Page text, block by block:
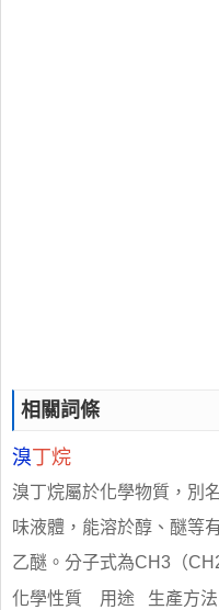
相關詞條
溴丁烷
溴丁烷屬於化學物質，別
味液體，能溶於醇、醚等
乙醚。分子式為CH3（
化學性質 用途 生產方